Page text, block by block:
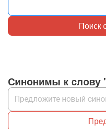
Поиск
Синонимы к слову